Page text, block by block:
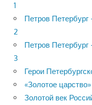
1
Петров
2
Петров
3
Герои
«Золотое
Золотой век